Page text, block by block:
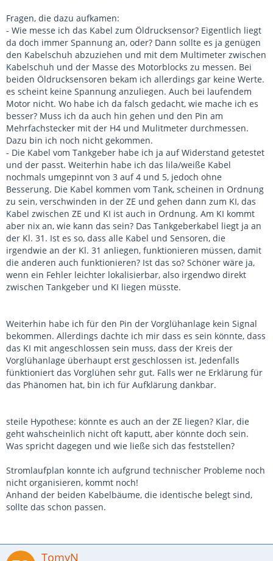
Fragen, die dazu aufkamen:
- Wie messe ich das Kabel zum Öldrucksensor? Eigentlich liegt
da doch immer Spannung an, oder? Dann sollte es ja genügen
den Kabelschuh abzuziehen und mit dem Multimeter zwischen
Kabelschuh und der Masse des Motorblocks zu messen. Bei
beiden Öldrucksensoren bekam ich allerdings gar keine Werte.
es scheint keine Spannung anzuliegen. Auch bei laufendem
Motor nicht. Wo habe ich da falsch gedacht, wie mache ich es
besser? Muss ich da auch hin gehen und den Pin am
Mehrfachstecker mit der H4 und Mulitmeter durchmessen.
Dazu bin ich noch nicht gekommen.
- Die Kabel vom Tankgeber habe ich ja auf Widerstand getestet
und der passt. Weiterhin habe ich das lila/weiße Kabel
nochmals umgepinnt von 3 auf 4 und 5, jedoch ohne
Besserung. Die Kabel kommen vom Tank, scheinen in Ordnung
zu sein, verschwinden in der ZE und gehen dann zum KI, das
Kabel zwischen ZE und KI ist auch in Ordnung. Am KI kommt
aber nix an, wie kann das sein? Das Tankgeberkabel liegt ja an
der Kl. 31. Ist es so, dass alle Kabel und Sensoren, die
irgendwie an der Kl. 31 anliegen, funktionieren müssen, damit
die anderen auch funktionieren? Ist das so? Schöner wäre ja,
wenn ein Fehler leichter lokalisierbar, also irgendwo direkt
zwischen Tankgeber und KI liegen müsste.
Weiterhin habe ich für den Pin der Vorglühanlage kein Signal
bekommen. Allerdings dachte ich mir dass es sein könnte, dass
das KI mit angeschlossen sein muss, dass der Kreis der
Vorglühanlage überhaupt erst geschlossen ist. Jedenfalls
fünktioniert das Vorglühen sehr gut. Falls wer ne Erklärung für
das Phänomen hat, bin ich für Aufklärung dankbar.
steile Hypothese: könnte es auch an der ZE liegen? Klar, die
geht wahscheinlich nicht oft kaputt, aber könnte doch sein.
Was spricht dagegen und wie ließe sich das feststellen?
Stromlaufplan konnte ich aufgrund technischer Probleme noch
nicht organisieren, kommt noch!
Anhand der beiden Kabelbäume, die identische belegt sind,
sollte das schon passen.
TomyN